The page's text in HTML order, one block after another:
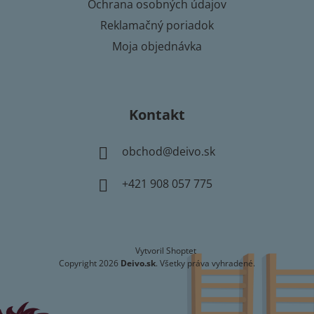
i
s
u
Ochrana osobných údajov
Reklamačný poriadok
Moja objednávka
Kontakt
obchod@deivo.sk
+421 908 057 775
Vytvoril Shoptet
Copyright 2026 Deivo.sk. Všetky práva vyhradené.